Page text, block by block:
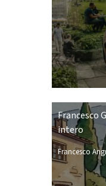
Francesco
intero
Francesco